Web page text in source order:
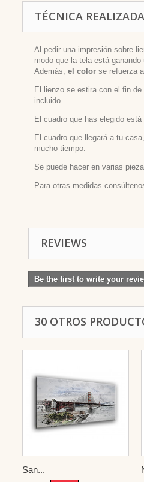
TÉCNICA REALIZADA
Al pedir una impresión sobre
modo que la tela está
Además, el color se refuerza
El lienzo se estira con el fin
incluido.
El cuadro que has elegido
El cuadro que llegará a tu
mucho tiempo.
Se puede hacer en varias
Para otras medidas
REVIEWS
Be the first to write your
30 OTROS
San...